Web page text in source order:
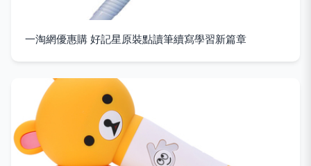
一淘網優惠購 好記星原裝點讀筆續寫學習新篇章